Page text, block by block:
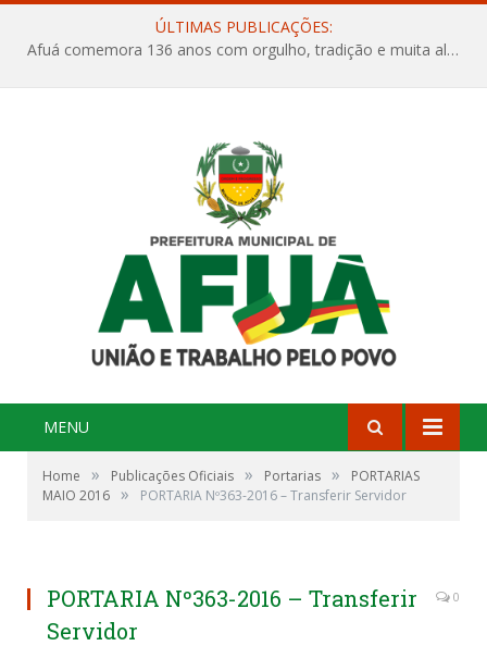
ÚLTIMAS PUBLICAÇÕES:
Afuá comemora 136 anos com orgulho, tradição e muita alegria na Quadra Dr. Nelson Salomão
MENU
Home » Publicações Oficiais » Portarias »
PORTARIAS
MAIO 2016 » PORTARIA Nº363-2016 – Transferir Servidor
PORTARIA Nº363-2016 – Transferir
Servidor
0